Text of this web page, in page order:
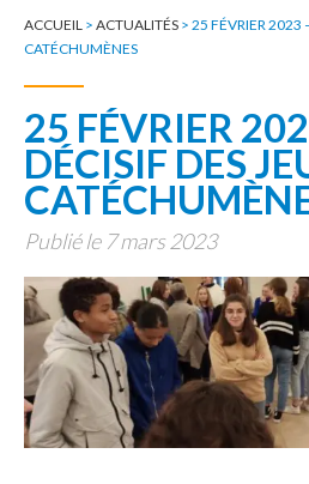
ACCUEIL > ACTUALITÉS > 25 FÉVRIER 2023
CATÉCHUMÈNES
25 FÉVRIER
DÉCISIF DES
Publié le 7 mars 2023